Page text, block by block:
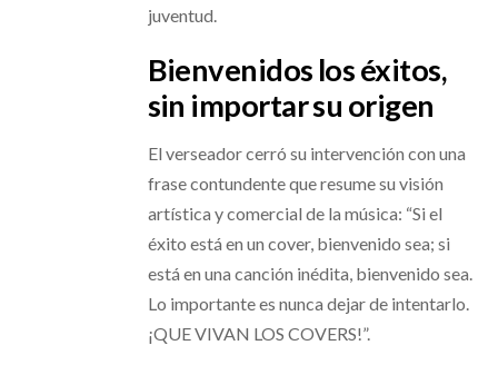
juventud.
Bienvenidos los éxitos,
sin importar su origen
El verseador cerró su intervención con una
frase contundente que resume su visión
artística y comercial de la música: “Si el
éxito está en un cover, bienvenido sea; si
está en una canción inédita, bienvenido sea.
Lo importante es nunca dejar de intentarlo.
¡QUE VIVAN LOS COVERS!”.